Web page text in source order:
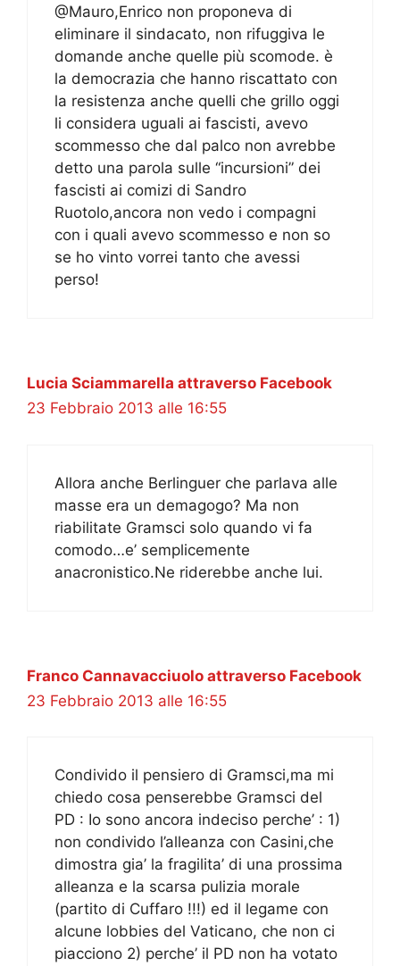
@Mauro,Enrico non proponeva di
eliminare il sindacato, non rifuggiva le
domande anche quelle più scomode. è
la democrazia che hanno riscattato con
la resistenza anche quelli che grillo oggi
li considera uguali ai fascisti, avevo
scommesso che dal palco non avrebbe
detto una parola sulle “incursioni” dei
fascisti ai comizi di Sandro
Ruotolo,ancora non vedo i compagni
con i quali avevo scommesso e non so
se ho vinto vorrei tanto che avessi
perso!
Lucia Sciammarella attraverso Facebook
23 Febbraio 2013 alle 16:55
Allora anche Berlinguer che parlava alle
masse era un demagogo? Ma non
riabilitate Gramsci solo quando vi fa
comodo…e’ semplicemente
anacronistico.Ne riderebbe anche lui.
Franco Cannavacciuolo attraverso Facebook
23 Febbraio 2013 alle 16:55
Condivido il pensiero di Gramsci,ma mi
chiedo cosa penserebbe Gramsci del
PD : Io sono ancora indeciso perche’ : 1)
non condivido l’alleanza con Casini,che
dimostra gia’ la fragilita’ di una prossima
alleanza e la scarsa pulizia morale
(partito di Cuffaro !!!) ed il legame con
alcune lobbies del Vaticano, che non ci
piacciono 2) perche’ il PD non ha votato